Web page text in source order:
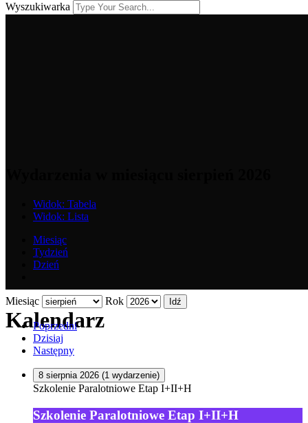
Wyszukiwarka
Kalendarz
Widok: Tabela
Widok: Lista
Miesiąc
Tydzień
Dzień
Miesiąc Rok
Poprzedni
Dzisiaj
Następny
8 sierpnia 2026 (1 wydarzenie)
Szkolenie Paralotniowe Etap I+II+H
Szkolenie Paralotniowe Etap I+II+H